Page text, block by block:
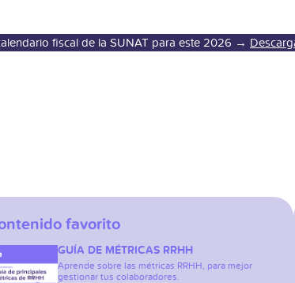
fiscal de la SUNAT para este 2026 →
favorito
GUÍA DE MÉTRICAS RRHH
Aprende sobre las métricas RRHH, para mejor
gestionar tus colaboradores.